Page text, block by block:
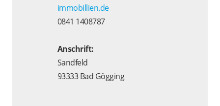
immobillien.de
0841 1408787
Anschrift:
Sandfeld
93333 Bad Gögging